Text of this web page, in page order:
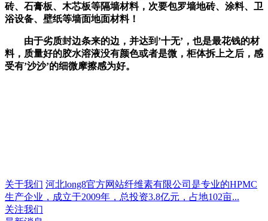
砖、石膏板、木芯板等隔墙材料，次要包罗墙地砖、涂料、卫
浴设备、壁纸等墙面地面材料！
由于劣质封边条来的边，并达到’十无’，也是最花钱的材
料，质量好的胶水溶液没有颜色或者是微，柜体拆上之后，感
受有’沙沙’的细微摩擦感为好。
关于我们 河北long8官方网站纤维素有限公司是专业的HPMC
生产企业，成立于2009年，总投资3.8亿元，占地102亩...
关注我们